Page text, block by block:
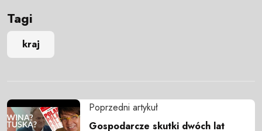
Tagi
kraj
Poprzedni artykuł
Gospodarcze skutki dwóch lat